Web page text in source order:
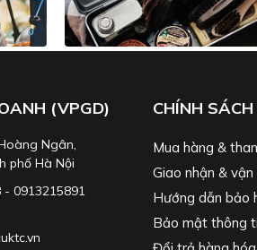
(VPGD)
Ngân,
phố Hà Nội
- 0913215891
CHÍNH SÁCH
Mua hàng &
Giao nhận & vận
Hướng dẫn bảo
Bảo mật thông